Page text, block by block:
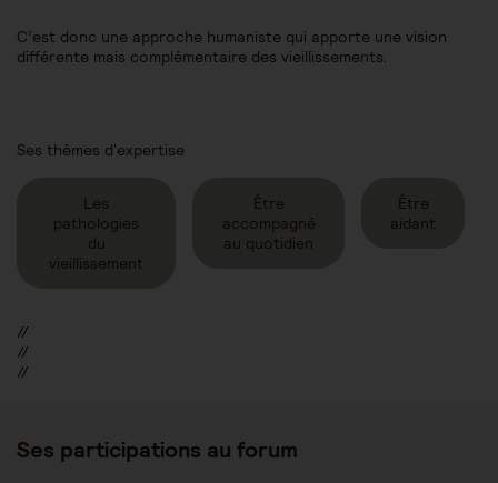
C’est donc une approche humaniste qui apporte une vision
différente mais complémentaire des vieillissements.
Ses thèmes d'expertise
Les
pathologies
du
vieillissement
Être
accompagné
au quotidien
Être
aidant
//
//
//
Ses participations au forum